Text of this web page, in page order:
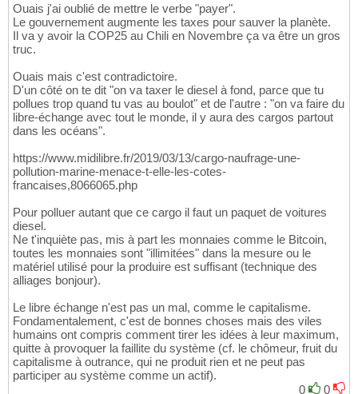
Ouais j'ai oublié de mettre le verbe "payer".
Le gouvernement augmente les taxes pour sauver la planète.
Il va y avoir la COP25 au Chili en Novembre ça va être un gros
truc.
Ouais mais c'est contradictoire.
D'un côté on te dit "on va taxer le diesel à fond, parce que tu
pollues trop quand tu vas au boulot" et de l'autre : "on va faire du
libre-échange avec tout le monde, il y aura des cargos partout
dans les océans".
https://www.midilibre.fr/2019/03/13/cargo-naufrage-une-
pollution-marine-menace-t-elle-les-cotes-
francaises,8066065.php
Pour polluer autant que ce cargo il faut un paquet de voitures
diesel.
Ne t'inquiète pas, mis à part les monnaies comme le Bitcoin,
toutes les monnaies sont "illimitées" dans la mesure ou le
matériel utilisé pour la produire est suffisant (technique des
alliages bonjour).
Le libre échange n'est pas un mal, comme le capitalisme.
Fondamentalement, c'est de bonnes choses mais des viles
humains ont compris comment tirer les idées à leur maximum,
quitte à provoquer la faillite du système (cf. le chômeur, fruit du
capitalisme à outrance, qui ne produit rien et ne peut pas
participer au système comme un actif).
0
0